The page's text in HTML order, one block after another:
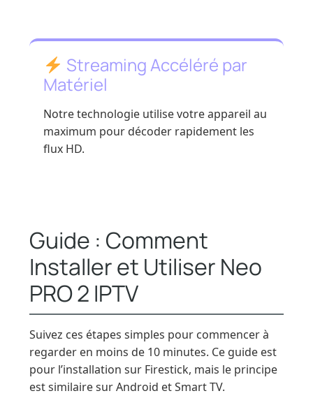
Streaming Accéléré par
Matériel
Notre technologie utilise votre appareil au
maximum pour décoder rapidement les
flux HD.
Guide : Comment
Installer et Utiliser Neo
PRO 2 IPTV
Suivez ces étapes simples pour commencer à
regarder en moins de 10 minutes. Ce guide est
pour l’installation sur Firestick, mais le principe
est similaire sur Android et Smart TV.